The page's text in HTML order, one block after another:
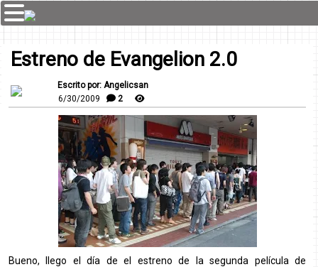
Estreno de Evangelion 2.0
Escrito por: Angelicsan
6/30/2009
2
Bueno, llego el día de el estreno de la segunda película de